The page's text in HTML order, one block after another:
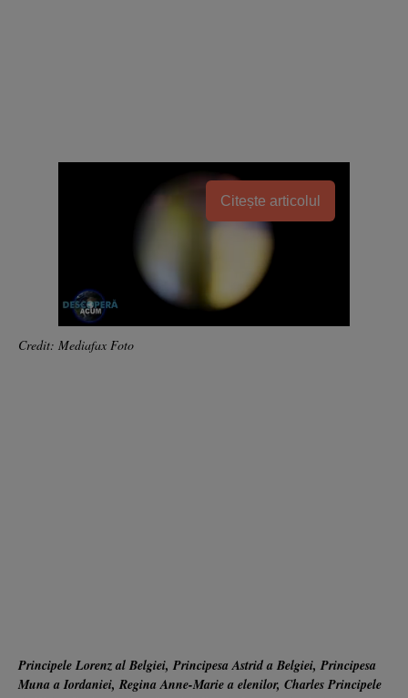
Citește articolul
Credit: Mediafax Foto
Principele Lorenz al Belgiei, Principesa Astrid a Belgiei, Principesa
Muna a Iordaniei, Regina Anne-Marie a elenilor, Charles Principele